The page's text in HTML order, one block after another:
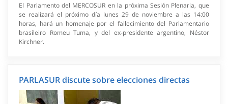
El Parlamento del MERCOSUR en la próxima Sesión Plenaria, que
se realizará el próximo día lunes 29 de noviembre a las 14:00
horas, hará un homenaje por el fallecimiento del Parlamentario
brasileiro Romeu Tuma, y del ex-presidente argentino, Néstor
Kirchner.
PARLASUR discute sobre elecciones directas